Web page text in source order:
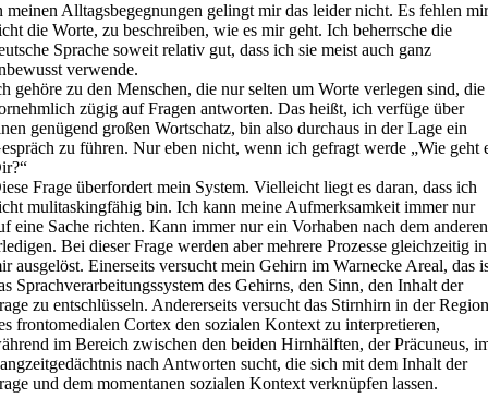
meinen Alltagsbegegnungen gelingt mir das leider nicht. Es fehlen
die Worte, zu beschreiben, wie es mir geht. Ich beherrsche die
Sprache soweit relativ gut, dass ich sie meist auch ganz
verwende.
gehöre zu den Menschen, die nur selten um Worte verlegen sind, die
zügig auf Fragen antworten. Das heißt, ich verfüge über
genügend großen Wortschatz, bin also durchaus in der Lage ein
zu führen. Nur eben nicht, wenn ich gefragt werde „Wie geht
Frage überfordert mein System. Vielleicht liegt es daran, dass ich
mulitaskingfähig bin. Ich kann meine Aufmerksamkeit immer nur
eine Sache richten. Kann immer nur ein Vorhaben nach dem anderen
Bei dieser Frage werden aber mehrere Prozesse gleichzeitig in
ausgelöst. Einerseits versucht mein Gehirn im Warnecke Areal, das
Sprachverarbeitungssystem des Gehirns, den Sinn, den Inhalt der
zu entschlüsseln. Andererseits versucht das Stirnhirn in der
frontomedialen Cortex den sozialen Kontext zu interpretieren,
im Bereich zwischen den beiden Hirnhälften, der Präcuneus,
nach Antworten sucht, die sich mit dem Inhalt der
und dem momentanen sozialen Kontext verknüpfen lassen.